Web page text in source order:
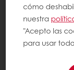
cómo
nuestra
"Acepto las
para usar